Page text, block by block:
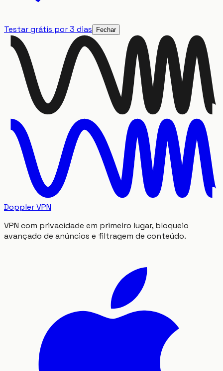
Testar grátis por 3 dias Fechar
Doppler VPN
VPN com privacidade em primeiro lugar, bloqueio
avançado de anúncios e filtragem de conteúdo.